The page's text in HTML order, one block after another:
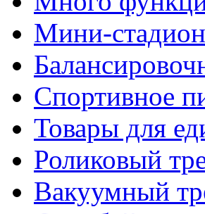
Мини-стадион
Спортивное
Товары для
Роликовый
Вакуумный